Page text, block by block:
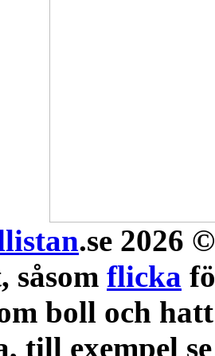
.se 2026
såsom flicka
boll och
till exempel